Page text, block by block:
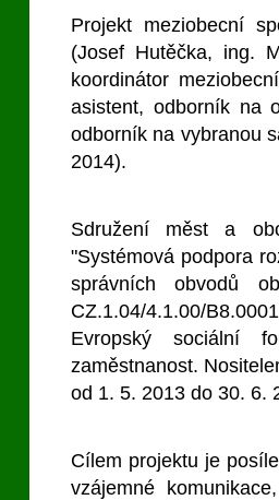
Projekt meziobecní
(Josef Hutěčka, ing.
koordinátor
asistent, odborník na
odborník na vybranou
2014).
Sdružení měst a
"Systémová podpora
správních obvodů
CZ.1.04/4.1.00/
Evropský sociální
zaměstnanost.
od 1. 5. 2013 do 30. 6.
Cílem projektu je
vzájemné